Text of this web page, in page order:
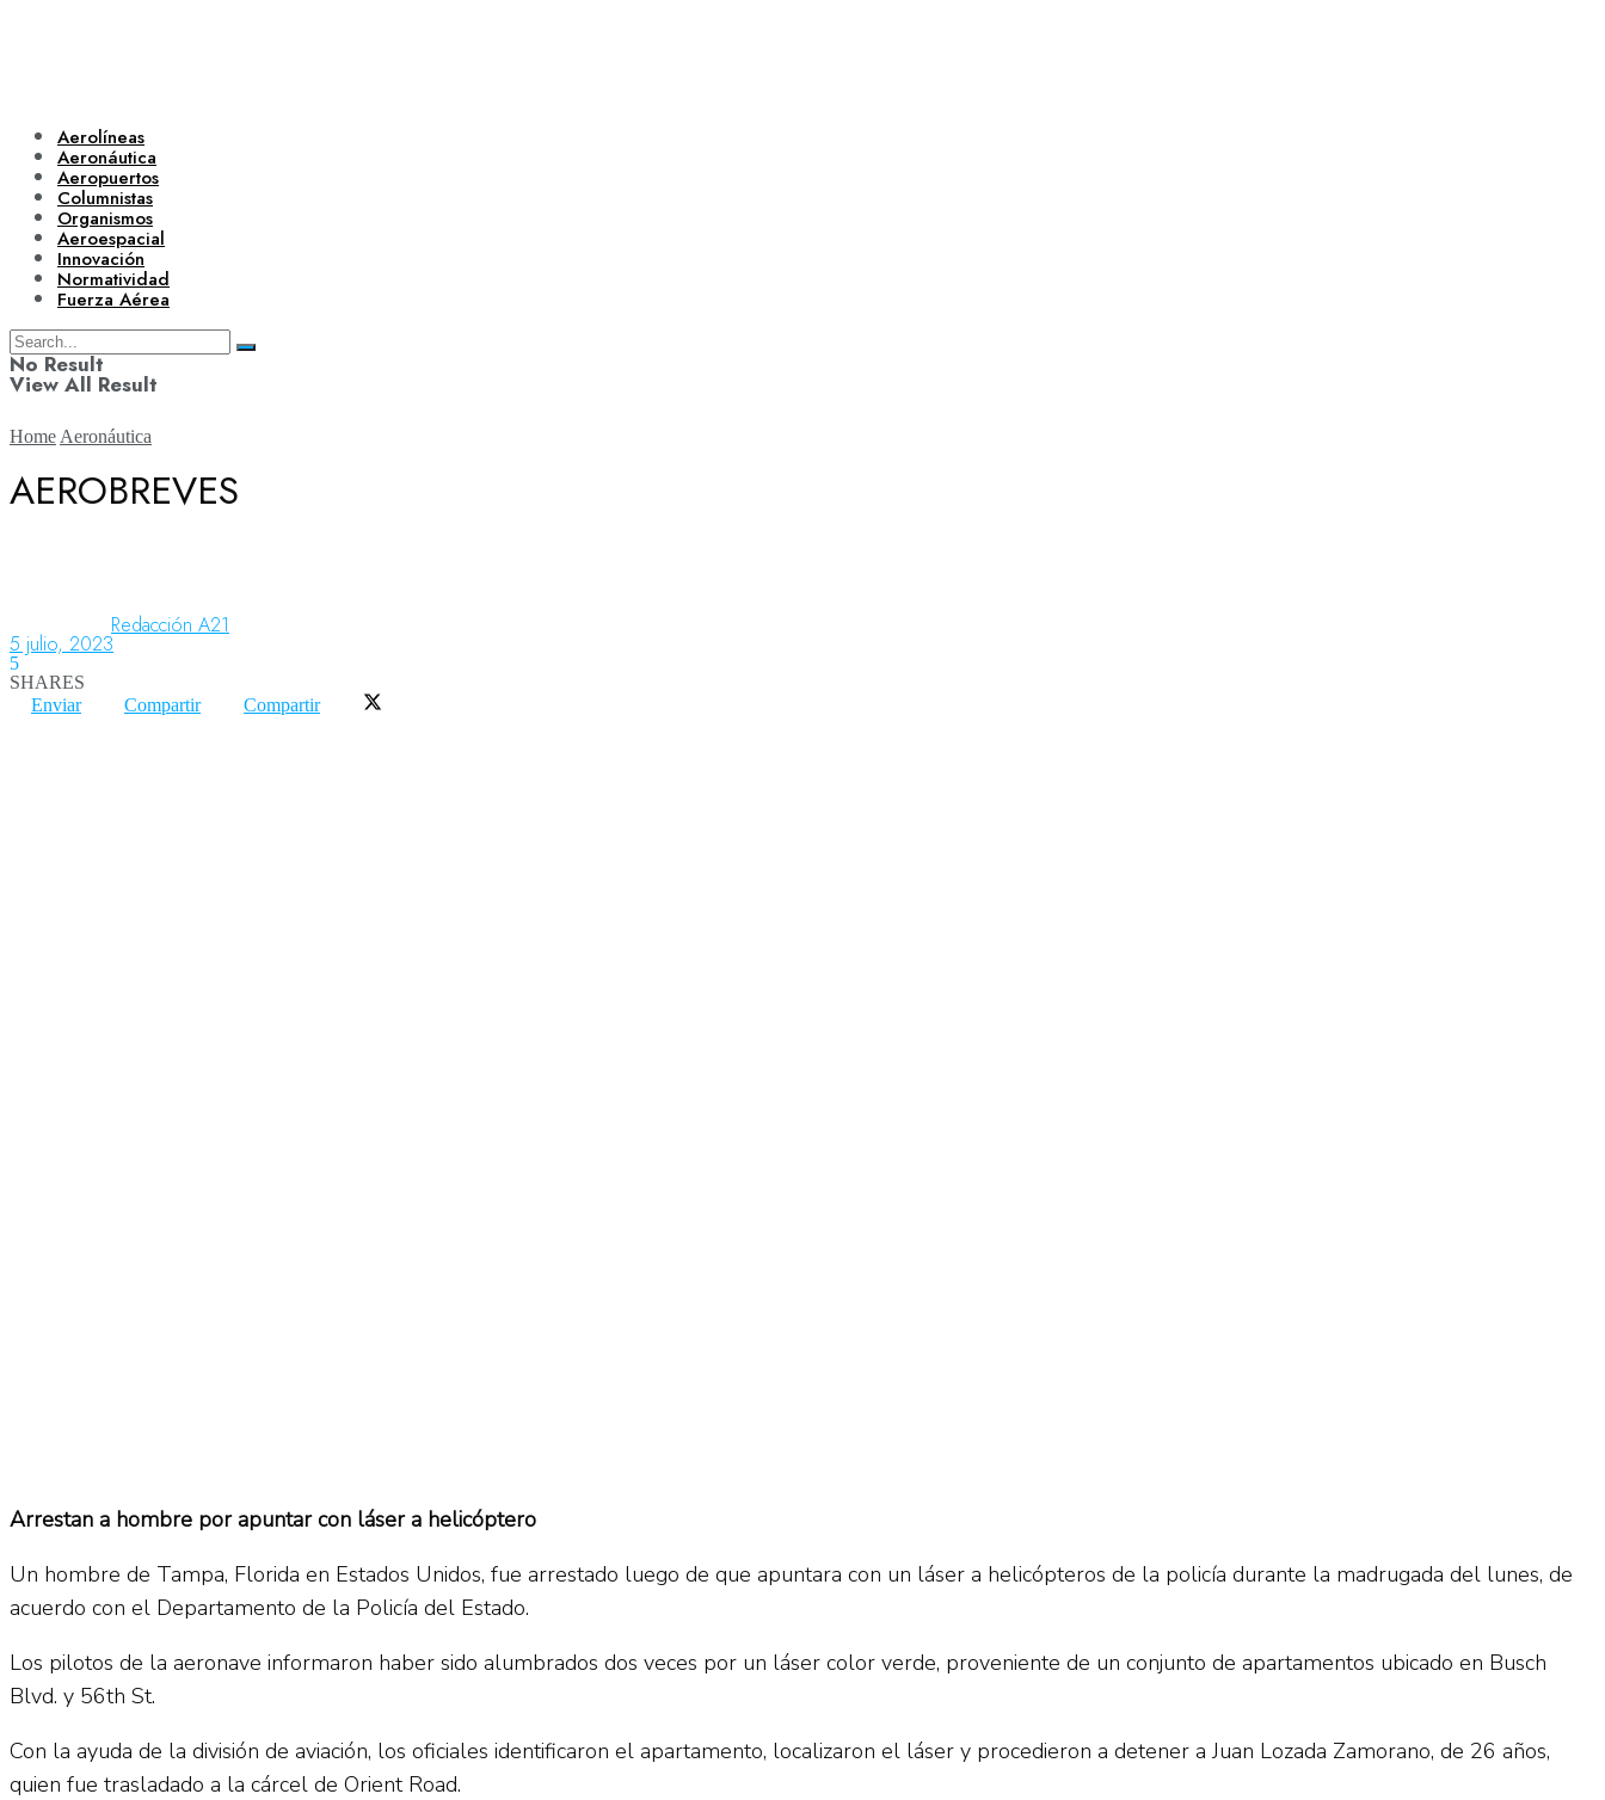
Aerolíneas
Aeronáutica
Aeropuertos
Columnistas
Organismos
Aeroespacial
Innovación
Normatividad
Fuerza Aérea
No Result
View All Result
Aeronáutica
Aeropuertos
Home Aeronáutica
AEROBREVES
Redacción A21
5 julio, 2023
5
SHARES
Enviar
Compartir Compartir
Arrestan a hombre por apuntar con láser a helicóptero
Un hombre de Tampa, Florida en Estados Unidos, fue arrestado luego de que apuntara con un láser a helicópteros de la policía durante la madrugada del lunes, de
acuerdo con el Departamento de la Policía del Estado.
Los pilotos de la aeronave informaron haber sido alumbrados dos veces por un láser color verde, proveniente de un conjunto de apartamentos ubicado en Busch
Blvd. y 56th St.
Con la ayuda de la división de aviación, los oficiales identificaron el apartamento, localizaron el láser y procedieron a detener a Juan Lozada Zamorano, de 26 años,
quien fue trasladado a la cárcel de Orient Road.